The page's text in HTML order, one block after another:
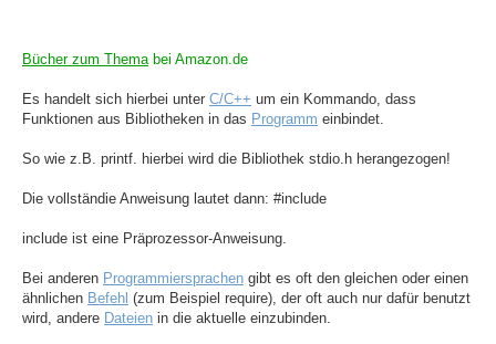
Bücher zum Themabei Amazon.de
Es handelt sich hierbei unter C/C++ um ein Kommando, dass
Funktionen aus Bibliotheken in das Programm einbindet.
So wie z.B. printf. hierbei wird die Bibliothek stdio.h herangezogen!
Die vollständie Anweisung lautet dann: #include
include ist eine Präprozessor-Anweisung.
Bei anderen Programmiersprachen gibt es oft den gleichen oder einen
ähnlichen Befehl (zum Beispiel require), der oft auch nur dafür benutzt
wird, andere Dateien in die aktuelle einzubinden.